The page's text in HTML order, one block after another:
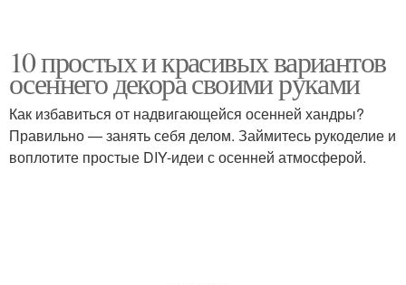
10 простых и красивых вариантов
осеннего декора своими руками
Как избавиться от надвигающейся осенней хандры?
Правильно — занять себя делом. Займитесь рукоделие и
воплотите простые DIY-идеи с осенней атмосферой.